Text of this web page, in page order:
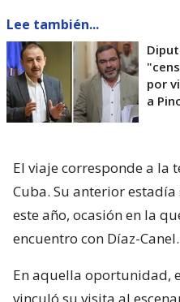
Lee también...
por
a
El viaje corresponde a la
Cuba. Su anterior estadía
este año, ocasión en la
encuentro con Díaz-Canel.
En aquella oportunidad,
vinculó su visita al